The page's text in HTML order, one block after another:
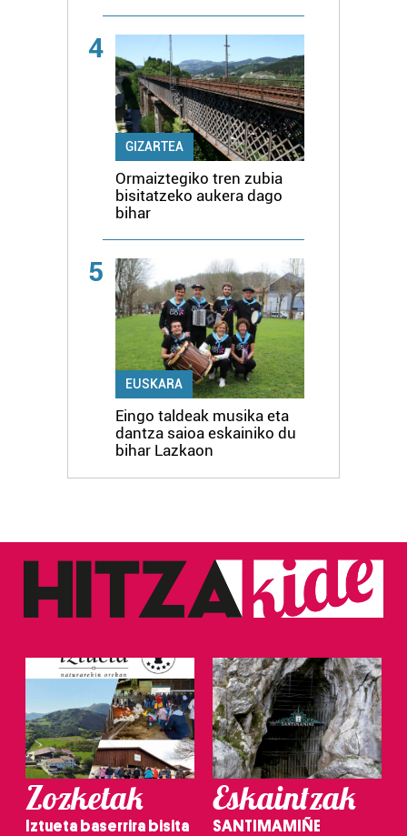
4
GIZARTEA
Ormaiztegiko tren zubia
bisitatzeko aukera dago
bihar
5
EUSKARA
Eingo taldeak musika eta
dantza saioa eskainiko du
bihar Lazkaon
Zozketak
Iztueta baserrira bisita
Eskaintzak
SANTIMAMIÑE